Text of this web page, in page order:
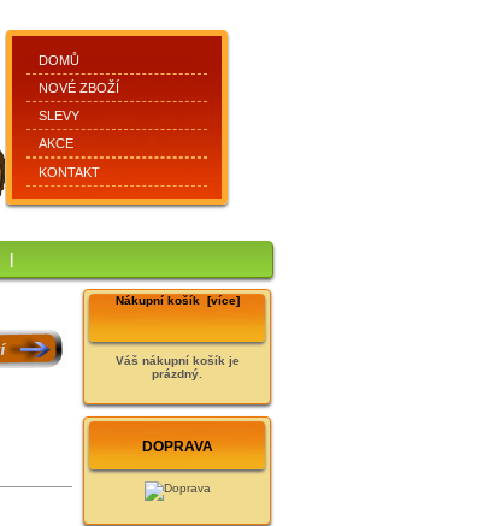
DOMŮ
NOVÉ ZBOŽÍ
SLEVY
AKCE
KONTAKT
Nákupní košík [více]
Váš nákupní košík je
prázdný.
DOPRAVA